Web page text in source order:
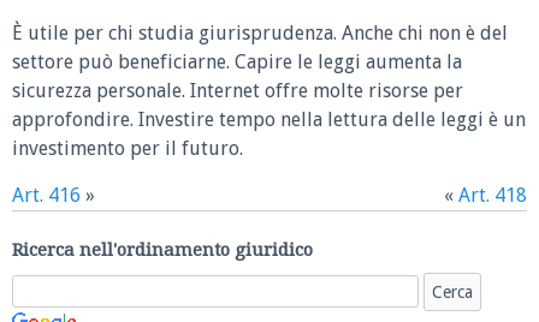
È utile per chi studia giurisprudenza. Anche chi non è del
settore può beneficiarne. Capire le leggi aumenta la
sicurezza personale. Internet offre molte risorse per
approfondire. Investire tempo nella lettura delle leggi è un
investimento per il futuro.
Art. 416 » « Art. 418
Ricerca nell'ordinamento giuridico